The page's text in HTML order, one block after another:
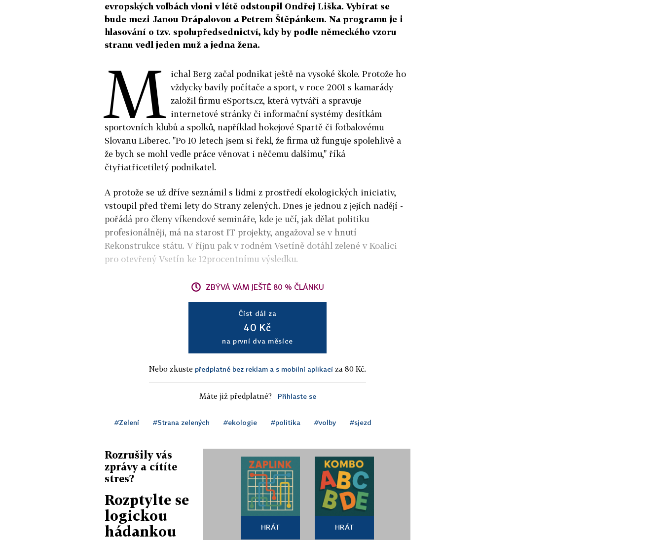
evropských volbách vloni v létě odstoupil Ondřej Liška. Vybírat se
bude mezi Janou Drápalovou a Petrem Štěpánkem. Na programu je i
hlasování o tzv. spolupředsednictví, kdy by podle německého vzoru
stranu vedl jeden muž a jedna žena.
M ichal Berg začal podnikat ještě na vysoké škole. Protože ho
vždycky bavily počítače a sport, v roce 2001 s kamarády
založil firmu eSports.cz, která vytváří a spravuje
internetové stránky či informační systémy desítkám
sportovních klubů a spolků, například hokejové Spartě či fotbalovému
Slovanu Liberec. "Po 10 letech jsem si řekl, že firma už funguje spolehlivě a
že bych se mohl vedle práce věnovat i něčemu dalšímu," říká
čtyřiatřicetiletý podnikatel.
A protože se už dříve seznámil s lidmi z prostředí ekologických iniciativ,
vstoupil před třemi lety do Strany zelených. Dnes je jednou z jejích nadějí -
pořádá pro členy víkendové semináře, kde je učí, jak dělat politiku
profesionálněji, má na starost IT projekty, angažoval se v hnutí
Rekonstrukce státu. V říjnu pak v rodném Vsetíně dotáhl zelené v Koalici
pro otevřený Vsetín ke 12procentnímu výsledku.
ZBÝVÁ VÁM JEŠTĚ 80 % ČLÁNKU
Číst dál za
40 Kč
na první dva měsíce
Nebo zkuste předplatné bez reklam a s mobilní aplikací za 80 Kč.
Máte již předplatné? Přihlaste se
#Zelení #Strana zelených #ekologie #politika #volby #sjezd
Rozrušily vás
zprávy a cítíte
stres?
Rozptylte se
logickou
hádankou
HRÁT HRÁT